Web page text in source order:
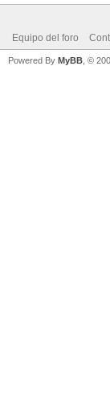
Equipo del foro
Powered By MyBB , ©